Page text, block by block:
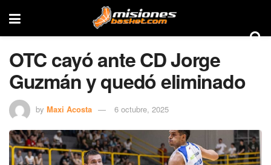
OTC cayó ante CD Jorge
Guzmán y quedó eliminado
by Maxi Acosta 6 octubre, 2025